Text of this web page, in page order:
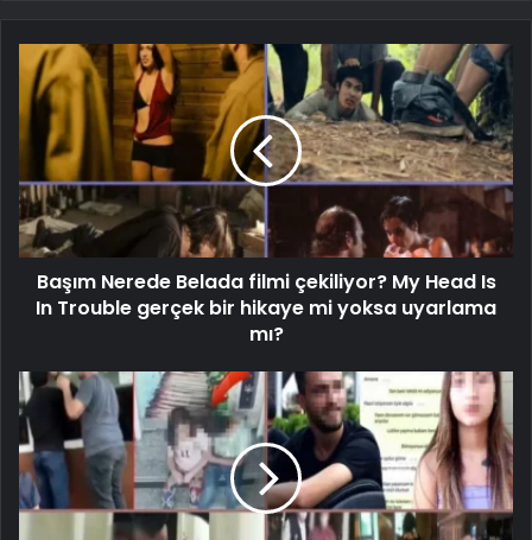
Başım Nerede Belada filmi çekiliyor? My Head Is
In Trouble gerçek bir hikaye mi yoksa uyarlama
mı?